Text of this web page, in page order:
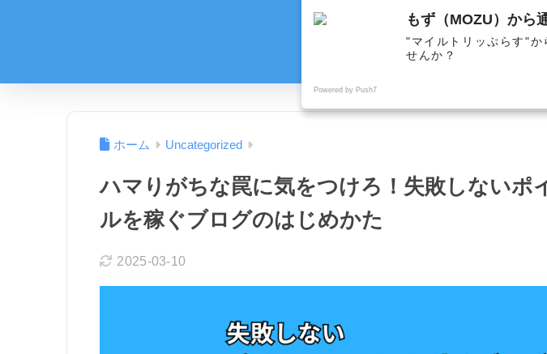
サイト管理者
ホーム Uncategorized
ハマりがちな罠に気をつけろ！失敗しないポ
ルを稼ぐブログのはじめかた
2025-03-10
もず（MOZU）から
"マイルトリッぷらす"か
せんか？
Powered by Push7